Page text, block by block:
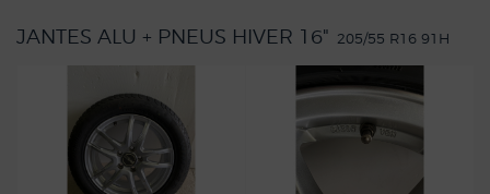
JANTES ALU + PNEUS HIVER 16" 205/55 R16 91H